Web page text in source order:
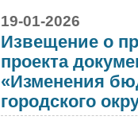
19-01-2026
Извещение о
проекта
«Изменения
городского